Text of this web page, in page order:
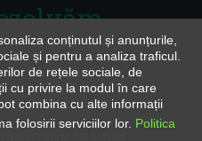
lipsă!
conținutul și anunțurile,
și pentru a analiza traficul.
de rețele sociale, de
cu privire la modul în care
combina cu alte informații
folosirii serviciilor lor. Politica